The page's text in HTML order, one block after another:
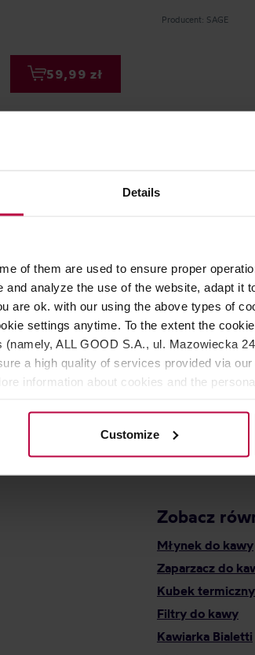
Details
of them are used to ensure proper
analyze the use of the website, adapt it
are ok. with our using the above types of
settings anytime. To the extent the
ALL GOOD S.A., ul. Mazowiecka
a high quality of services provided via
information about cookies and the
Customize
59,99 zł
Producent: SAGE
czyszenia dysz
- 12 sztuk
109,99 zł
Zobacz
Młynek do kawy
Zaparzacz do
Kubek
Filtry do kawy
Kawiarka Bialetti